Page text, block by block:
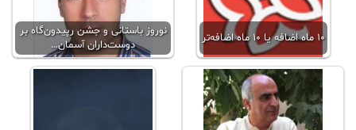
۱۰ ماه اضافه یا ۱۰ ماه اضافه‌تر
نوروز باستانی و جشن رپیدون‌گاه بر
دوست‌داران آسمان…